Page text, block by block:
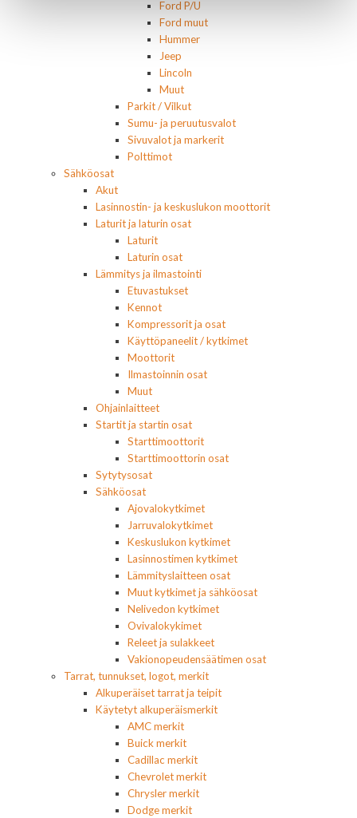
Ford P/U
Ford muut
Hummer
Jeep
Lincoln
Muut
Parkit / Vilkut
Sumu- ja peruutusvalot
Sivuvalot ja markerit
Polttimot
Sähköosat
Akut
Lasinnostin- ja keskuslukon moottorit
Laturit ja laturin osat
Laturit
Laturin osat
Lämmitys ja ilmastointi
Etuvastukset
Kennot
Kompressorit ja osat
Käyttöpaneelit / kytkimet
Moottorit
Ilmastoinnin osat
Muut
Ohjainlaitteet
Startit ja startin osat
Starttimoottorit
Starttimoottorin osat
Sytytysosat
Sähköosat
Ajovalokytkimet
Jarruvalokytkimet
Keskuslukon kytkimet
Lasinnostimen kytkimet
Lämmityslaitteen osat
Muut kytkimet ja sähköosat
Nelivedon kytkimet
Ovivalokykimet
Releet ja sulakkeet
Vakionopeudensäätimen osat
Tarrat, tunnukset, logot, merkit
Alkuperäiset tarrat ja teipit
Käytetyt alkuperäismerkit
AMC merkit
Buick merkit
Cadillac merkit
Chevrolet merkit
Chrysler merkit
Dodge merkit